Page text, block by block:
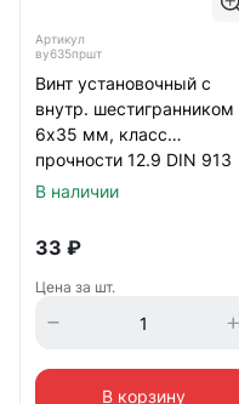
Артикул
ву635пршт
Винт установочный с
внутр. шестигранником
6х35 мм, класс
прочности 12.9 DIN 913
тупой конец, черный
В наличии
33 ₽
Цена за шт.
В корзину